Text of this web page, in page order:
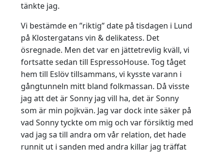
tänkte jag.
Vi bestämde en ”riktig” date på tisdagen i Lund
på Klostergatans vin & delikatess. Det
ösregnade. Men det var en jättetrevlig kväll, vi
fortsatte sedan till EspressoHouse. Tog tåget
hem till Eslöv tillsammans, vi kysste varann i
gångtunneln mitt bland folkmassan. Då visste
jag att det är Sonny jag vill ha, det är Sonny
som är min pojkvän. Jag var dock inte säker på
vad Sonny tyckte om mig och var försiktig med
vad jag sa till andra om vår relation, det hade
runnit ut i sanden med andra killar jag träffat